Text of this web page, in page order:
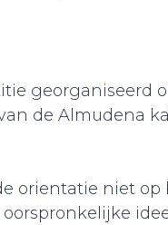
georganiseerd
de Almudena
orientatie niet